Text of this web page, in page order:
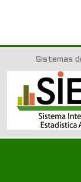
Sistemas